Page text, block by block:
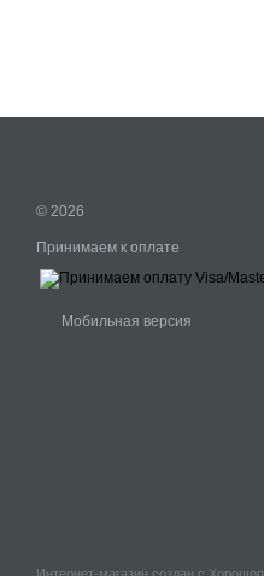
© 2026
Принимаем к оплате
Мобильная версия